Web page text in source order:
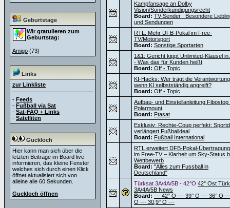
Geburtstage
Wir gratulieren zum
Geburtstag:
Amigo (73)
Links
zur Linkliste
- Feeds
- Fußball via Sat
- Sat-FAQ + Links
- Satelliten
Guckloch
Hier kann man sich über die
letzten Beiträge im Board live
informieren, das kleine Fenster
welches sich durch einen Klick
öffnet aktualisiert sich von
alleine alle 60 Sekunden.
Guckloch öffnen
Kampfansage an Dolby
Vision/Sonderkündigungsrecht
Board: TV-Sender : Besondere
und Sendungen
RTL: Mehr DFB-Pokal im Free-
TV/Motorsport
Board: Sonstige Sportarten
1&1: Gericht kippt Unlimited-Klausel in
- Was das für Kunden heißt
Board: Off - Topic
KI-Hacks: Wer trägt die
wenn KI selbstständig angreift?
Board: Off - Topic
Aufbau- und Einstellanleitung Fibostop
Polarmount
Board: Ftasat
Exklusiv: Rechte-Coup perfekt:
verlängert Fußballdeal
Board: Fußball International
RTL erweitert DFB-Pokal-
im Free-TV – Klarheit um Sky-Status
Wettbewerb
Board: "Alles zum Fussball in
Deutschland"
Türksat 3A/4A/5B - 42°O 42° Ost
3A/4A/5B News
Board: --- 42° O --- 39° O --- 36° O
O --- 30,9° O ---